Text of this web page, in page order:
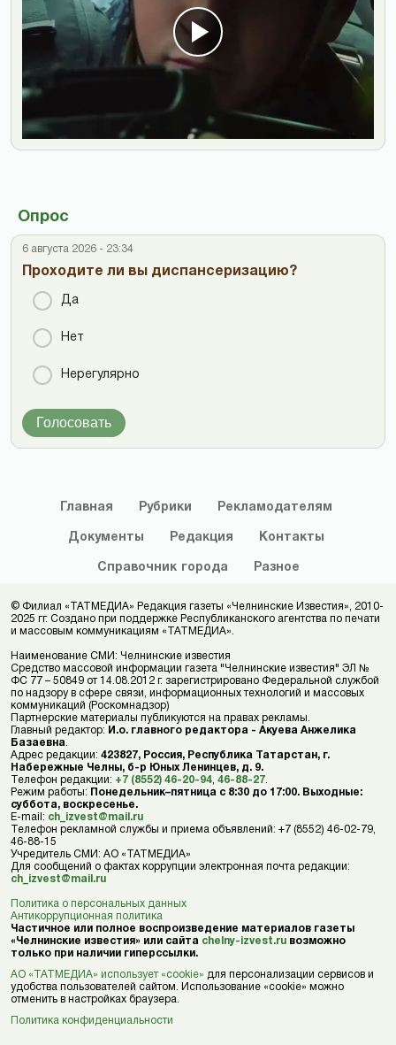
Опрос
6 августа 2026 - 23:34
Проходите ли вы диспансеризацию?
Да
Нет
Нерегулярно
Голосовать
Главная Рубрики Рекламодателям
Документы Редакция Контакты
Справочник города Разное
© Филиал «ТАТМЕДИА» Редакция газеты «Челнинские Известия», 2010-
2025 гг. Создано при поддержке Республиканского агентства по печати
и массовым коммуникациям «ТАТМЕДИА».
Наименование СМИ: Челнинские известия
Средство массовой информации газета "Челнинские известия" ЭЛ №
ФС 77 – 50849 от 14.08.2012 г. зарегистрировано Федеральной службой
по надзору в сфере связи, информационных технологий и массовых
коммуникаций (Роскомнадзор)
Партнерские материалы публикуются на правах рекламы.
Главный редактор: И.о. главного редактора - Акуева Анжелика
Базаевна
Адрес редакции: 423827, Россия, Республика Татарстан, г.
Набережные Челны, б-р Юных Ленинцев, д. 9.
Телефон редакции: +7 (8552) 46-20-94 46-88-27
Режим работы: Понедельник–пятница с 8:30 до 17:00. Выходные:
суббота, воскресенье.
E-mail: ch_izvest@mail.ru
Телефон рекламной службы и приема объявлений: +7 (8552) 46-02-79,
46-88-15
Учредитель СМИ: АО «ТАТМЕДИА»
Для сообщений о фактах коррупции электронная почта редакции:
ch_izvest@mail.ru
Политика о персональных данных
Антикоррупционная политика
Частичное или полное воспроизведение материалов газеты
«Челнинские известия» или сайта chelny-izvest.ru возможно
только при наличии гиперссылки.
АО «ТАТМЕДИА» использует «cookie» для персонализации сервисов и
удобства пользователей сайтом. Использование «cookie» можно
отменить в настройках браузера.
Политика конфиденциальности